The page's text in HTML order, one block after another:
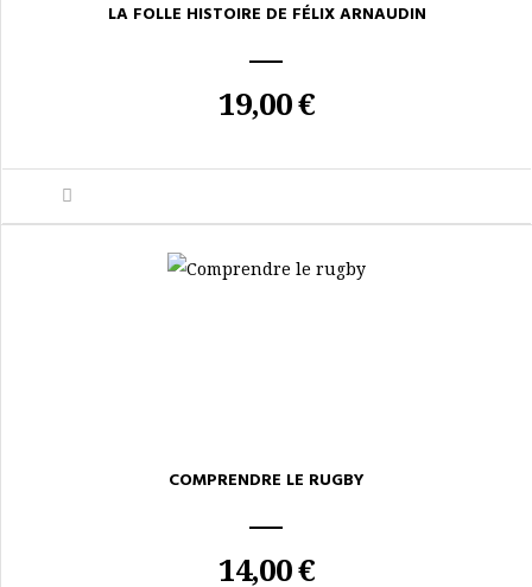
LA FOLLE HISTOIRE DE FÉLIX ARNAUDIN
19,00 €
COMPRENDRE LE RUGBY
14,00 €